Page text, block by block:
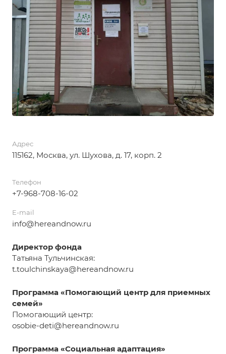
Адрес
115162, Москва, ул. Шухова, д. 17, корп. 2
Телефон
+7-968-708-16-02
E-mail
info@hereandnow.ru
Директор фонда
Татьяна Тульчинская:
t.toulchinskaya@hereandnow.ru
Программа «Помогающий центр для приемных
семей»
Помогающий центр:
osobie-deti@hereandnow.ru
Программа «Социальная адаптация»